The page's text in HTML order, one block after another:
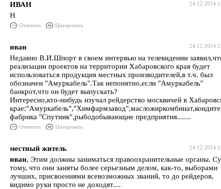
24.12.2014
ИВАН
Н
Ответить Цитировать
24.12.2014
иван
Недавно В.И.Шпорт в своем интервью на телевидении
реализации проектов на территории Хабаровского края будет
использоваться продукция местных производителей,в т.ч. был
обозначен "Амуркабель".Так непонятно,если "Амуркабель"
банкрот,что он будет выпускать?
Интересно,кто-нибудь изучал рейдерство москвичей в
фабрика "Спутник",рыбодобывающие предприятия.......
Ответить Цитировать
24.12.2014
местный житель
иван, Этим должны заниматься правоохранительные органы.
тому, что они заняты более серьезным делом, как-то, выборами
лучших, присвоениями всевозможных званий, то до рейдеров,
видимо руки просто не доходят....